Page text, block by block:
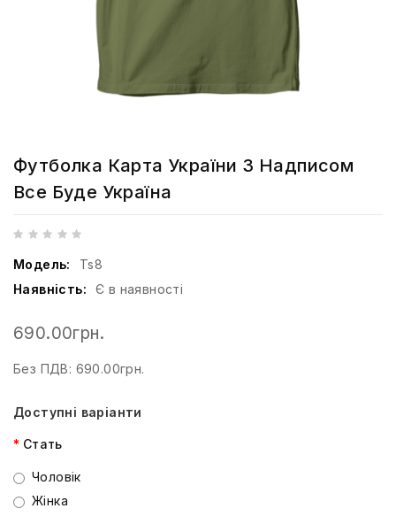
Футболка Карта України З Надписом
Все Буде Україна
Модель:
Ts8
Наявність:
Є в наявності
690.00грн.
Без ПДВ: 690.00грн.
Доступні варіанти
Стать
Чоловік
Жінка